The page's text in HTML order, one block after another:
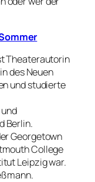
Theaterautorin
des Neuen
und studierte
Berlin.
Georgetown
College
Leipzig war.